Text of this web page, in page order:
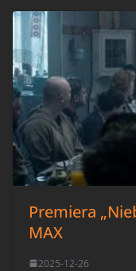
Premiera
MAX
2025-12-26